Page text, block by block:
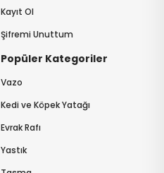
Kayıt Ol
Şifremi Unuttum
Popüler Kategoriler
Vazo
Kedi ve Köpek Yatağı
Evrak Rafı
Yastık